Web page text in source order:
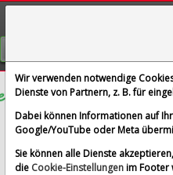
CONTINENTAL
im Vergleich mit AIRBUS
Alle Aktien entfernen
Wir verwenden notwendige
Dienste von Partnern, z. B. für
Dabei können Informationen auf
Google/YouTube oder Meta
Sie können alle Dienste
die Cookie-Einstellungenim Footer